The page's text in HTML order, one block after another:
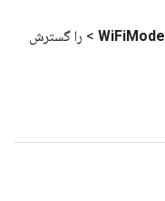
WiFiMode > را گسترش